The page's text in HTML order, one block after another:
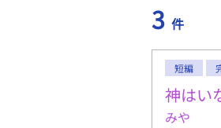
3 件
短編
神はい
みや